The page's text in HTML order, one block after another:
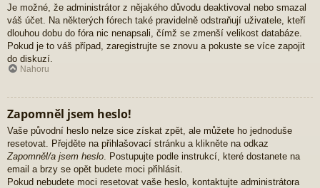
Je možné, že administrátor z nějakého důvodu deaktivoval nebo smazal
váš účet. Na některých fórech také pravidelně odstraňují uživatele, kteří
dlouhou dobu do fóra nic nenapsali, čímž se zmenší velikost databáze.
Pokud je to váš případ, zaregistrujte se znovu a pokuste se více zapojit
do diskuzí.
Nahoru
Zapomněl jsem heslo!
Vaše původní heslo nelze sice získat zpět, ale můžete ho jednoduše
resetovat. Přejděte na přihlašovací stránku a klikněte na odkaz
Zapomněl/a jsem heslo . Postupujte podle instrukcí, které dostanete na
email a brzy se opět budete moci přihlásit.
Pokud nebudete moci resetovat vaše heslo, kontaktujte administrátora